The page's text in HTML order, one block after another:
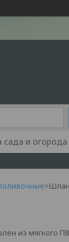
сада и огорода
из мягкого